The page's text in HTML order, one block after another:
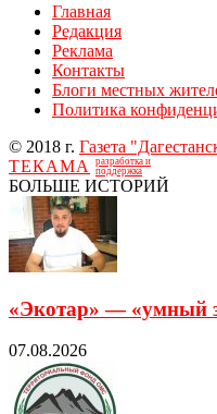
Главная
Редакция
Реклама
Контакты
Блоги местных
Политика
© 2018 г. Газета
ТЕКАМА
разработка и
поддержка
БОЛЬШЕ ИСТОРИЙ
«Экотар» — «умный
07.08.2026